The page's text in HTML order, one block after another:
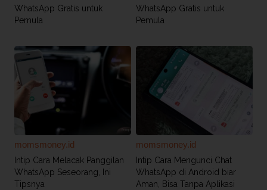
WhatsApp Gratis untuk
Pemula
WhatsApp Gratis untuk
Pemula
momsmoney.id
Intip Cara Melacak Panggilan
WhatsApp Seseorang, Ini
Tipsnya
momsmoney.id
Intip Cara Mengunci Chat
WhatsApp di Android biar
Aman, Bisa Tanpa Aplikasi